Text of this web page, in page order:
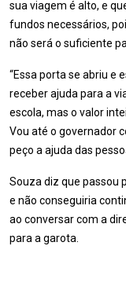
sua viagem é alto, e
fundos necessários,
não será o suficiente
“Essa porta se abriu e
receber ajuda para a
escola, mas o valor
Vou até o governador
peço a ajuda das
Souza diz que passou
e não conseguiria
ao conversar com a
para a garota.